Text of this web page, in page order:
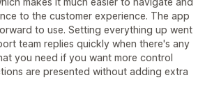
to the customer experience. The app
to use. Setting everything up went
team replies quickly when there's any
you need if you want more control
are presented without adding extra